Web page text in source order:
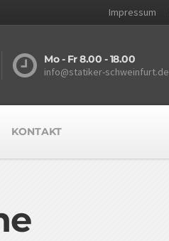
Impressum
Mo - Fr 8.00 - 18.00
info@statiker-schweinfurt.de
KONTAKT